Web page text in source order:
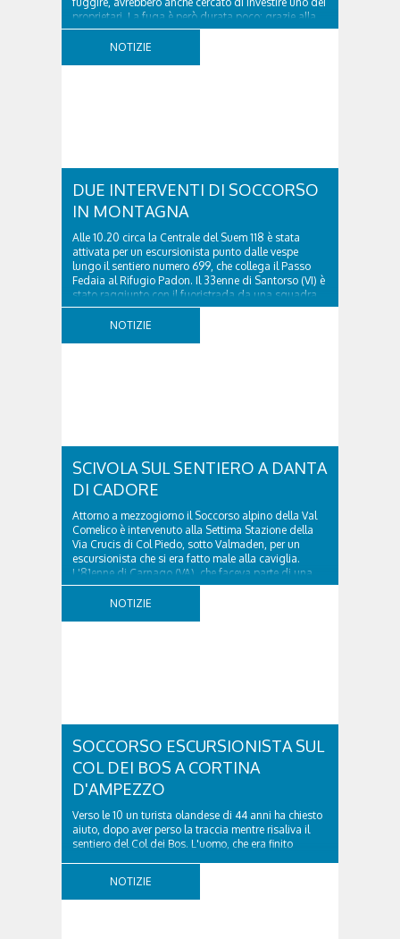
proprietari. La fuga è però durata poco: grazie alla
tempestiva chiamata al 112 e all’intervento...
NOTIZIE
DUE INTERVENTI DI SOCCORSO
IN MONTAGNA
Alle 10.20 circa la Centrale del Suem 118 è stata
attivata per un escursionista punto dalle vespe
lungo il sentiero numero 699, che collega il Passo
Fedaia al Rifugio Padon. Il 33enne di Santorso (VI) è
stato raggiunto con il fuoristrada da una squadra
del Soccorso alpino della Val Pettorina...
NOTIZIE
SCIVOLA SUL SENTIERO A DANTA
DI CADORE
Attorno a mezzogiorno il Soccorso alpino della Val
Comelico è intervenuto alla Settima Stazione della
Via Crucis di Col Piedo, sotto Valmaden, per un
escursionista che si era fatto male alla caviglia.
L'81enne di Carnago (VA), che faceva parte di una
comitiva e aveva riportato un trauma...
NOTIZIE
SOCCORSO ESCURSIONISTA SUL
COL DEI BOS A CORTINA
D'AMPEZZO
Verso le 10 un turista olandese di 44 anni ha chiesto
aiuto, dopo aver perso la traccia mentre risaliva il
sentiero del Col dei Bos. L'uomo, che era finito
Torri del Falzarego, era...
NOTIZIE